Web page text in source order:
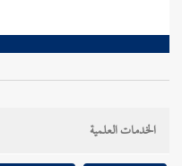
الخدمات العلمية